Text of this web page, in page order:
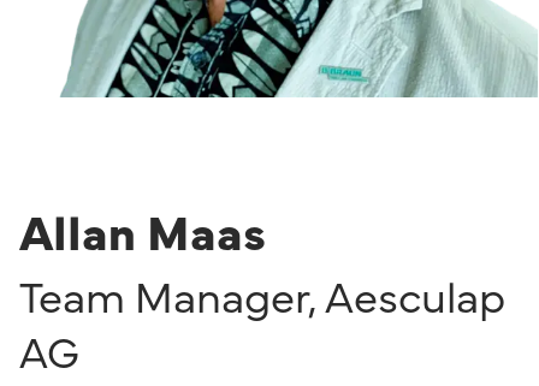
Allan Maas
Team Manager, Aesculap
AG